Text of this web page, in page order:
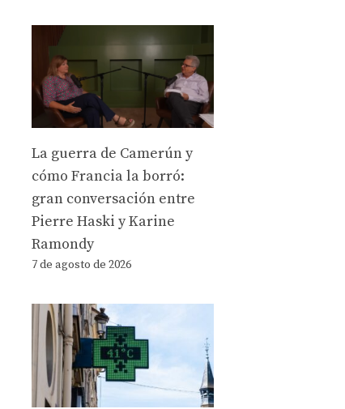
La guerra de Camerún y
cómo Francia la borró:
gran conversación entre
Pierre Haski y Karine
Ramondy
7 de agosto de 2026